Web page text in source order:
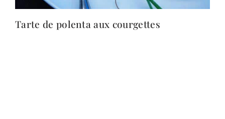
Tarte de polenta aux courgettes